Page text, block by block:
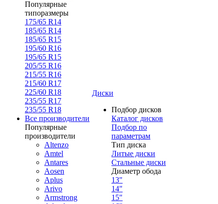
Популярные
типоразмеры
175/65 R14
185/65 R14
185/65 R15
195/60 R16
195/65 R15
205/55 R16
215/55 R16
215/60 R17
225/60 R18
235/55 R17
235/55 R18
Все производители
Популярные
производители
Altenzo
Amtel
Antares
Aosen
Aplus
Arivo
Armstrong
Диски
Подбор дисков
Каталог дисков
Подбор по
параметрам
Тип диска
Литые диски
Стальные диски
Диаметр обода
13"
14"
15"